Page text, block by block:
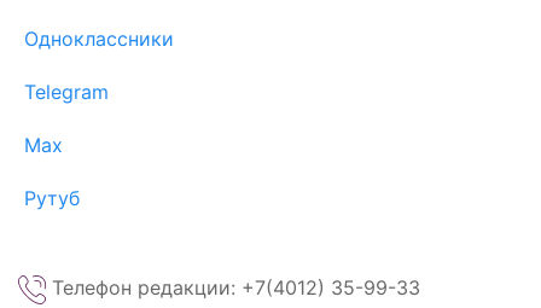
Одноклассники
Telegram
Max
Рутуб
Телефон редакции: +7(4012) 35-99-33